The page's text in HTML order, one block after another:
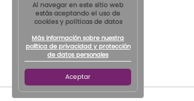
Al navegar en este sitio web
estás aceptando el uso de
cookies y políticas de datos
Más información sobre nuestra
política de privacidad y protección
de datos personales
Aceptar